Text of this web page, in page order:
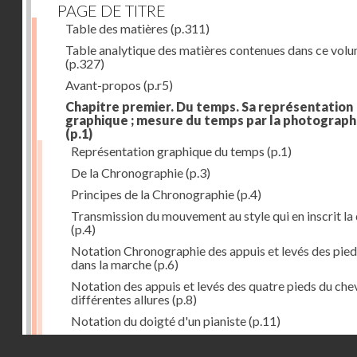
PAGE DE TITRE
Table des matières (p.311)
Table analytique des matières contenues dans ce
(p.327)
Avant-propos (p.r5)
Chapitre premier. Du temps. Sa représentation
graphique ; mesure du temps par la
(p.1)
Représentation graphique du temps (p.1)
De la Chronographie(p.3)
Principes de la Chronographie(p.4)
Transmission du mouvement au style qui en inscrit la
(p.4)
Notation Chronographie des appuis et levés des
dans la marche(p.6)
Notation des appuis et levés des quatre pieds du
différentes allures (p.8)
Notation du doigté d'un pianiste(p.11)